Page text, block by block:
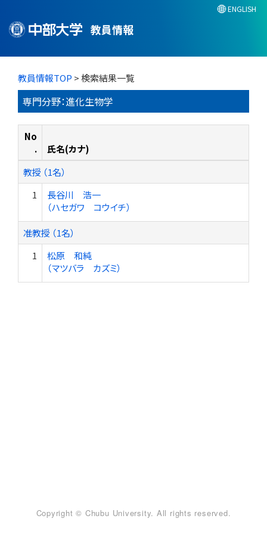
教員情報
ENGLISH
教員情報TOP > 検索結果一覧
専門分野：進化生物学
No
.
氏名(カナ)
教授 （1名）
1
長谷川 浩一
（ハセガワ コウイチ）
准教授 （1名）
1
松原 和純
（マツバラ カズミ）
Copyright © Chubu University. All rights reserved.